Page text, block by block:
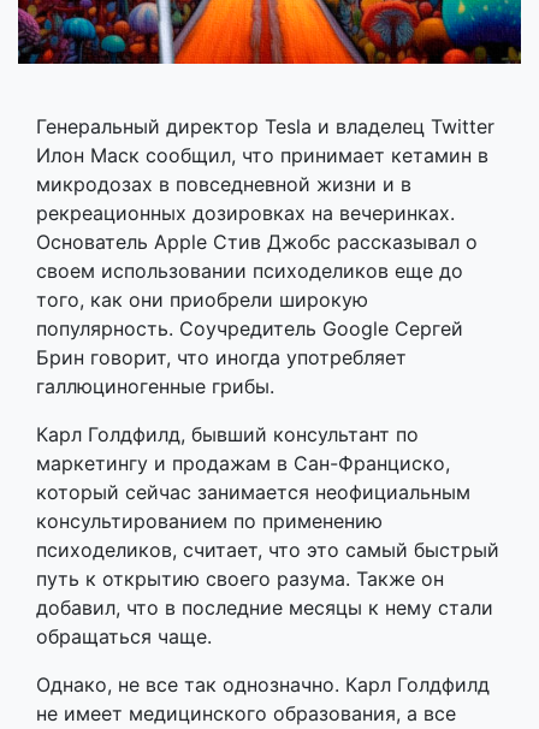
Генеральный директор Tesla и владелец Twitter
Илон Маск сообщил, что принимает кетамин в
микродозах в повседневной жизни и в
рекреационных дозировках на вечеринках.
Основатель Apple Стив Джобс рассказывал о
своем использовании психоделиков еще до
того, как они приобрели широкую
популярность. Соучредитель Google Сергей
Брин говорит, что иногда употребляет
галлюциногенные грибы.
Карл Голдфилд, бывший консультант по
маркетингу и продажам в Сан-Франциско,
который сейчас занимается неофициальным
консультированием по применению
психоделиков, считает, что это самый быстрый
путь к открытию своего разума. Также он
добавил, что в последние месяцы к нему стали
обращаться чаще.
Однако, не все так однозначно. Карл Голдфилд
не имеет медицинского образования, а все